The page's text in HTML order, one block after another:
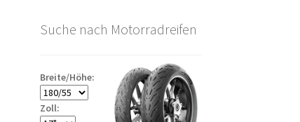
Suche nach Motorradreifen
Breite/Höhe:
Zoll: